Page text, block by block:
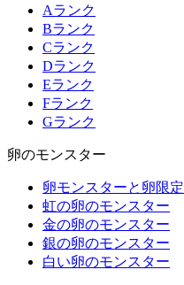
Aランク
Bランク
Cランク
Dランク
Eランク
Fランク
Gランク
卵のモンスター
卵モンスターと卵限定
虹の卵のモンスター
金の卵のモンスター
銀の卵のモンスター
白い卵のモンスター